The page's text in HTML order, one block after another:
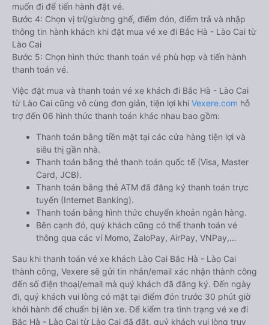
muốn đi để tiến hành đặt vé.
Bước 4: Chọn vị trí/giường ghế, điểm đón, điểm trả và nhập
thông tin hành khách khi đặt mua vé xe đi Bắc Hà - Lào Cai từ
Lào Cai
Bước 5: Chọn hình thức thanh toán vé phù hợp và tiến hành
thanh toán vé.
Việc đặt mua và thanh toán vé xe khách đi Bắc Hà - Lào Cai
từ Lào Cai cũng vô cùng đơn giản, tiện lợi khi Vexere.com hỗ
trợ đến 06 hình thức thanh toán khác nhau bao gồm:
Thanh toán bằng tiền mặt tại các cửa hàng tiện lợi và
siêu thị gần nhà.
Thanh toán bằng thẻ thanh toán quốc tế (Visa, Master
Card, JCB).
Thanh toán bằng thẻ ATM đã đăng ký thanh toán trực
tuyến (Internet Banking).
Thanh toán bằng hình thức chuyển khoản ngân hàng.
Bên cạnh đó, quý khách cũng có thể thanh toán vé
thông qua các ví Momo, ZaloPay, AirPay, VNPay,…
Sau khi thanh toán vé xe khách Lào Cai Bắc Hà - Lào Cai
thành công, Vexere sẽ gửi tin nhắn/email xác nhận thành công
đến số điện thoại/email mà quý khách đã đăng ký. Đến ngày
đi, quý khách vui lòng có mặt tại điểm đón trước 30 phút giờ
khởi hành để chuẩn bị lên xe. Để kiểm tra tình trạng vé xe đi
Bắc Hà - Lào Cai từ Lào Cai đã đặt, quý khách vui lòng truy